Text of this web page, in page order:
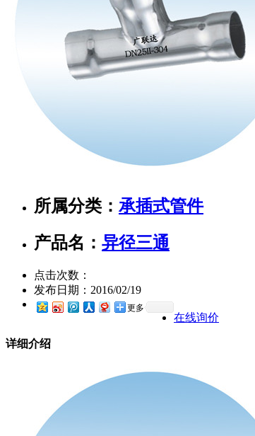
所属分类： 承插式管件
产品名： 异径三通
点击次数：
发布日期： 2016/02/19
更多
在线询价
详细介绍